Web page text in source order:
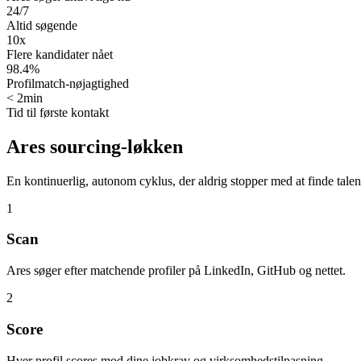
24/7
Altid søgende
10x
Flere kandidater nået
98.4%
Profilmatch-nøjagtighed
< 2min
Tid til første kontakt
Ares sourcing-løkken
En kontinuerlig, autonom cyklus, der aldrig stopper med at finde
1
Scan
Ares søger efter matchende profiler på LinkedIn, GitHub og nettet.
2
Score